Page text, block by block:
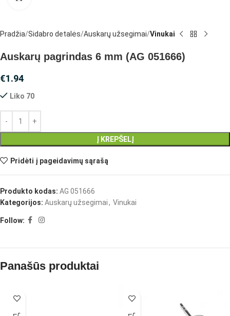
Pradžia Sidabro detalės Auskarų užsegimai Vinukai
Auskarų pagrindas 6 mm (AG 051666)
€1.94
Liko 70
Į KREPŠELĮ
Pridėti į pageidavimų sąrašą
Produkto kodas: AG 051666
Kategorijos: Auskarų užsegimai, Vinukai
Follow:
Panašūs produktai